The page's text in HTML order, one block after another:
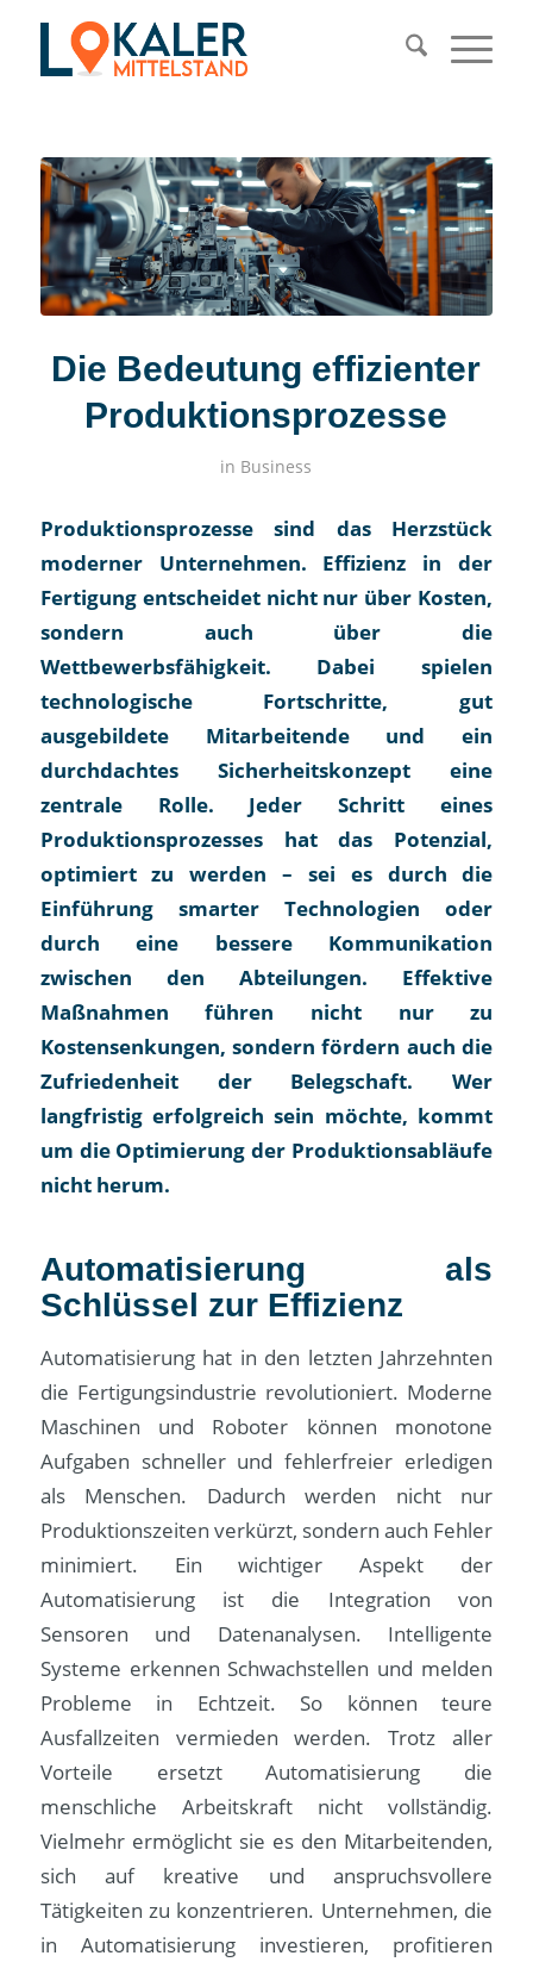
Die Bedeutung effizienter
Produktionsprozesse
in Business
Produktionsprozesse sind das Herzstück
moderner Unternehmen. Effizienz in der
Fertigung entscheidet nicht nur über Kosten,
sondern auch über die
Wettbewerbsfähigkeit. Dabei spielen
technologische Fortschritte, gut
ausgebildete Mitarbeitende und ein
durchdachtes Sicherheitskonzept eine
zentrale Rolle. Jeder Schritt eines
Produktionsprozesses hat das Potenzial,
optimiert zu werden – sei es durch die
Einführung smarter Technologien oder
durch eine bessere Kommunikation
zwischen den Abteilungen. Effektive
Maßnahmen führen nicht nur zu
Kostensenkungen, sondern fördern auch die
Zufriedenheit der Belegschaft. Wer
langfristig erfolgreich sein möchte, kommt
um die Optimierung der Produktionsabläufe
nicht herum.
Automatisierung als
Schlüssel zur Effizienz
Automatisierung hat in den letzten Jahrzehnten
die Fertigungsindustrie revolutioniert. Moderne
Maschinen und Roboter können monotone
Aufgaben schneller und fehlerfreier erledigen
als Menschen. Dadurch werden nicht nur
Produktionszeiten verkürzt, sondern auch Fehler
minimiert. Ein wichtiger Aspekt der
Automatisierung ist die Integration von
Sensoren und Datenanalysen. Intelligente
Systeme erkennen Schwachstellen und melden
Probleme in Echtzeit. So können teure
Ausfallzeiten vermieden werden. Trotz aller
Vorteile ersetzt Automatisierung die
menschliche Arbeitskraft nicht vollständig.
Vielmehr ermöglicht sie es den Mitarbeitenden,
sich auf kreative und anspruchsvollere
Tätigkeiten zu konzentrieren. Unternehmen, die
in Automatisierung investieren, profitieren